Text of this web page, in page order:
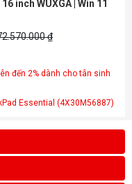
inch WUXGA | Win 11
₫
đến 2% dành cho tân sinh
Essential (4X30M56887)